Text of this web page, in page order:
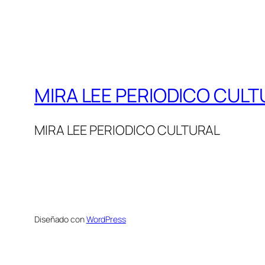
MIRA LEE PERIODICO
MIRA LEE PERIODICO CULTURAL
Diseñado conWordPress